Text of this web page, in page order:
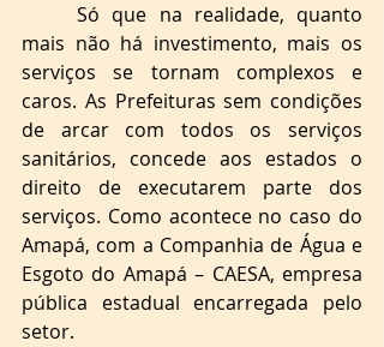
Só que na realidade, quanto
mais não há investimento, mais os
serviços se tornam complexos e
caros. As Prefeituras sem condições
de arcar com todos os serviços
sanitários, concede aos estados o
direito de executarem parte dos
serviços. Como acontece no caso do
Amapá, com a Companhia de Água e
Esgoto do Amapá – CAESA, empresa
pública estadual encarregada pelo
setor.